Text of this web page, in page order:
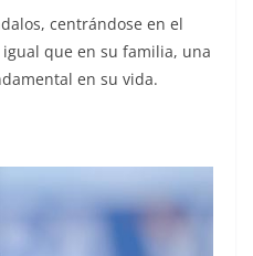
centrándose en el
que en su familia, una
en su vida.